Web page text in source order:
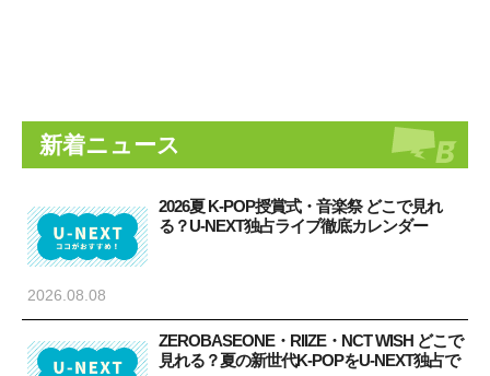
新着ニュース
2026夏 K-POP授賞式・音楽祭 どこで見れ
る？U-NEXT独占ライブ徹底カレンダー
2026.08.08
ZEROBASEONE・RIIZE・NCT WISH どこで
見れる？夏の新世代K-POPをU-NEXT独占で